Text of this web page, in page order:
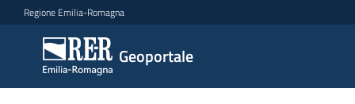
Vai al contenuto
Vai alla navigazione
Vai al footer
Regione Emilia-Romagna
Geoportale
Geoportale